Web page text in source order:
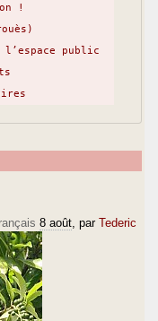
!
l’espace public
8 août , par Tederic